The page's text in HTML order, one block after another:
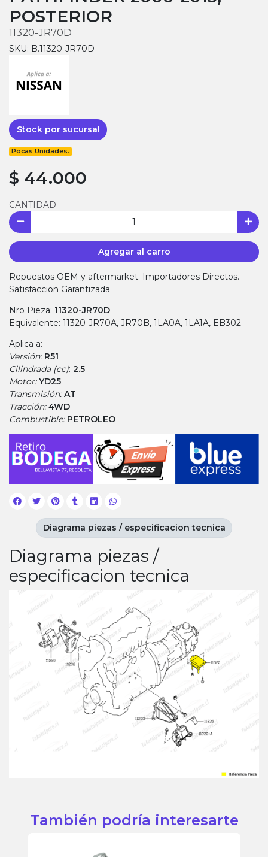
POSTERIOR
11320-JR70D
SKU: B.11320-JR70D
Stock por sucursal
Pocas Unidades.
$ 44.000
CANTIDAD
Agregar al carro
Repuestos OEM y aftermarket. Importadores Directos.
Satisfaccion Garantizada
Nro Pieza: 11320-JR70D
Equivalente: 11320-JR70A, JR70B, 1LA0A, 1LA1A, EB302
Aplica a:
Versión: R51
Cilindrada (cc): 2.5
Motor:YD25
Transmisión:AT
Tracción:4WD
Combustible: PETROLEO
Diagrama piezas /
especificacion tecnica
Diagrama piezas / especificacion tecnica
También podría interesarte